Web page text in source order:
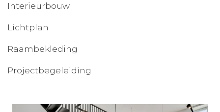
Interieurbouw
Lichtplan
Raambekleding
Projectbegeleiding